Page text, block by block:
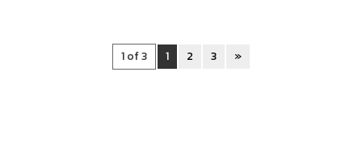
1 of 3 1 2 3 »